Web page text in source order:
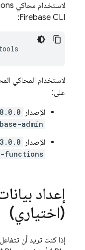
لاستخدام محاكي
Firebase CLI:
لاستخدام المحاكي
على:
الإصدار
8.0.0
admin
الإصدار 3.0.0
functions
إعداد
(اختياري)